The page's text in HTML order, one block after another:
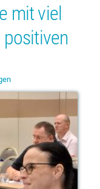
mit viel